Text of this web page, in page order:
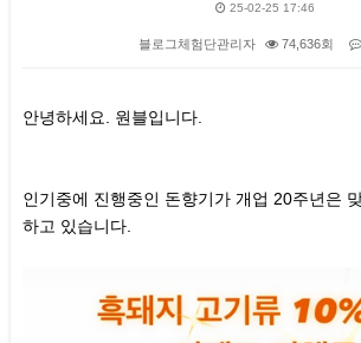
25-02-25 17:46
블로그체험단관리자 74,636회
안녕하세요. 원블입니다.
인기중에 진행중인 돈향기가 개업 20주년은
하고 있습니다.